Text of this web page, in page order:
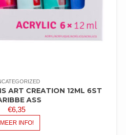
ART CREATION 12ML 6ST
ASS
€6,35
MEER INFO!